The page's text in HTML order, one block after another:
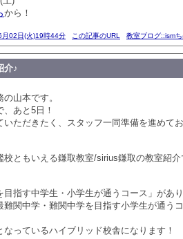
から！
02日(火)19時44分 この記事のURL 教室ブログ::ism
介♪
山本です。
あと5日！
ただきたく、スタッフ一同準備を進めて
校ともいえる鎌取教室/sirius鎌取の教室紹介
指す中学生・小学生が通うコース」があり
関中学・難関中学を目指す小学生が通う
っているハイブリッド校舎になります！